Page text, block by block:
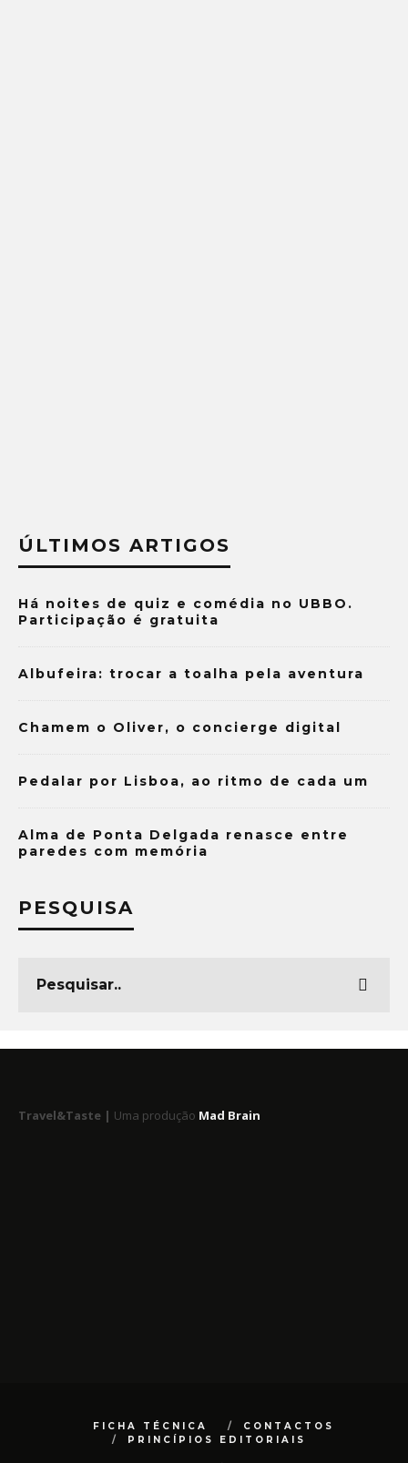
ÚLTIMOS ARTIGOS
Há noites de quiz e comédia no UBBO.
Participação é gratuita
Albufeira: trocar a toalha pela aventura
Chamem o Oliver, o concierge digital
Pedalar por Lisboa, ao ritmo de cada um
Alma de Ponta Delgada renasce entre
paredes com memória
PESQUISA
Travel&Taste | Uma produção Mad Brain
FICHA TÉCNICA
CONTACTOS
PRINCÍPIOS EDITORIAIS